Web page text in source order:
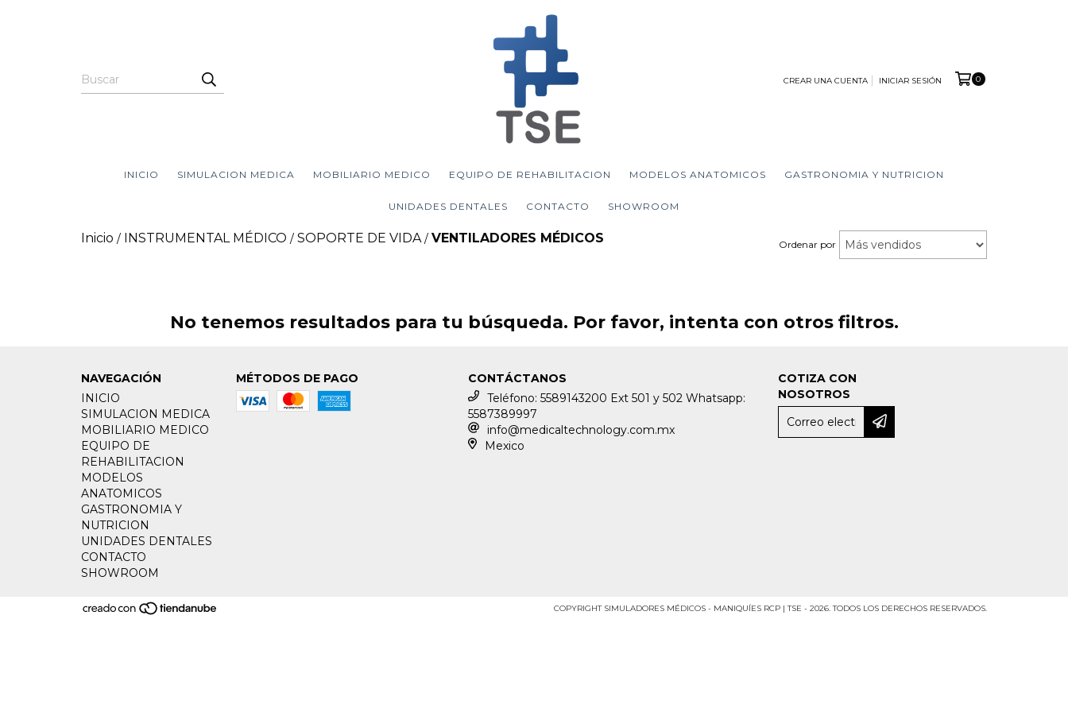
CREAR UNA CUENTA INICIAR SESIÓN 0
INICIO SIMULACION MEDICA MOBILIARIO MEDICO EQUIPO DE REHABILITACION MODELOS ANATOMICOS GASTRONOMIA Y NUTRICION
UNIDADES DENTALES CONTACTO SHOWROOM
Inicio / INSTRUMENTAL MÉDICO / SOPORTE DE VIDA / VENTILADORES MÉDICOS Ordenar por
No tenemos resultados para tu búsqueda. Por favor, intenta con otros filtros.
NAVEGACIÓN
INICIO
SIMULACION MEDICA
MOBILIARIO MEDICO
EQUIPO DE
REHABILITACION
MODELOS
ANATOMICOS
GASTRONOMIA Y
NUTRICION
UNIDADES DENTALES
CONTACTO
SHOWROOM
MÉTODOS DE PAGO
CONTÁCTANOS
Teléfono: 5589143200 Ext 501 y 502 Whatsapp:
5587389997
info@medicaltechnology.com.mx
Mexico
COTIZA CON
NOSOTROS
COPYRIGHT SIMULADORES MÉDICOS - MANIQUÍES RCP | TSE - 2026. TODOS LOS DERECHOS RESERVADOS.